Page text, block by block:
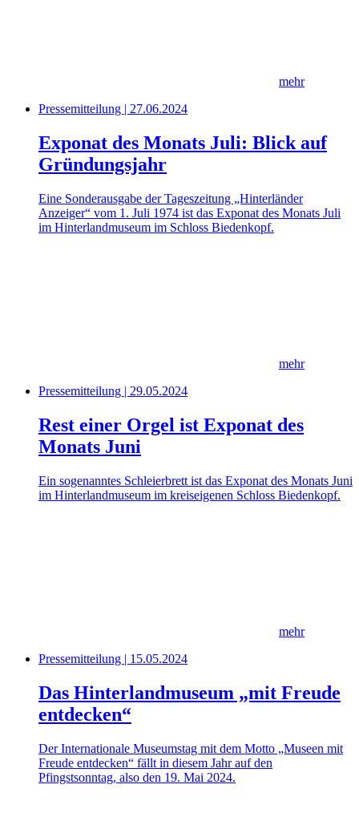
mehr
Pressemitteilung | 27.06.2024
Exponat des Monats Juli: Blick auf
Gründungsjahr
Eine Sonderausgabe der Tageszeitung „Hinterländer
Anzeiger“ vom 1. Juli 1974 ist das Exponat des Monats Juli
im Hinterlandmuseum im Schloss Biedenkopf.
mehr
Pressemitteilung | 29.05.2024
Rest einer Orgel ist Exponat des
Monats Juni
Ein sogenanntes Schleierbrett ist das Exponat des Monats Juni
im Hinterlandmuseum im kreiseigenen Schloss Biedenkopf.
mehr
Pressemitteilung | 15.05.2024
Das Hinterlandmuseum „mit Freude
entdecken“
Der Internationale Museumstag mit dem Motto „Museen mit
Freude entdecken“ fällt in diesem Jahr auf den
Pfingstsonntag, also den 19. Mai 2024.